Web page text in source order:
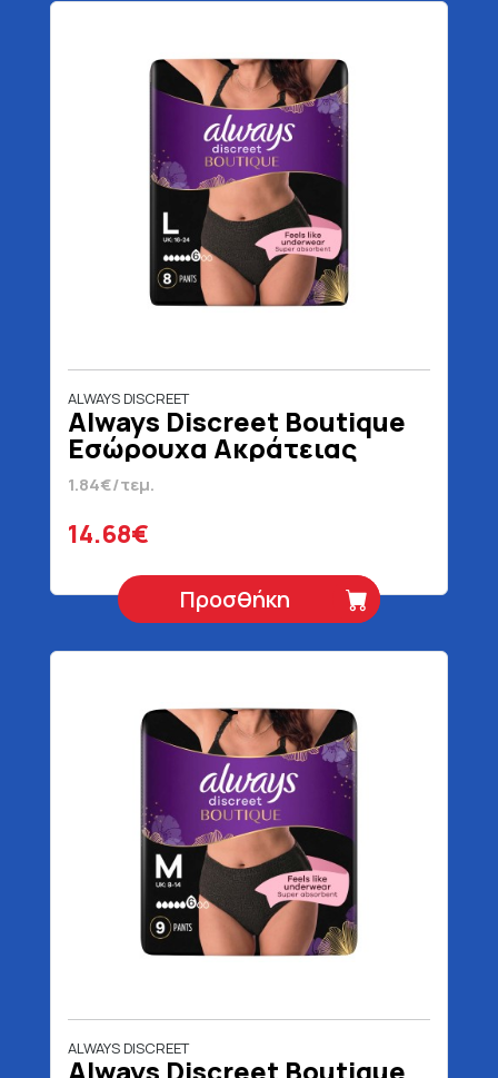
ALWAYS DISCREET
Always Discreet Boutique
Εσώρουχα Ακράτειας
Large 8 Τεμάχια
1.84€/τεμ.
14.68€
Προσθήκη
ALWAYS DISCREET